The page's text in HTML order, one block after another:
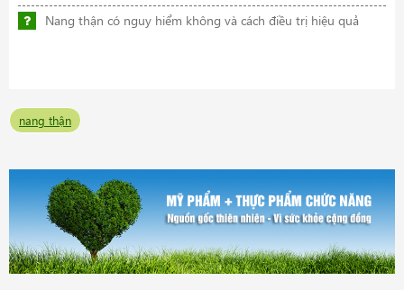
Nang thận có nguy hiểm không và cách điều trị hiệu quả
nang thận